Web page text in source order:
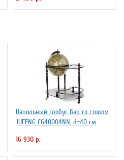
Напольный глобус бар со столом
JUFENG CG40004NN, d=40 см
16 930 р.